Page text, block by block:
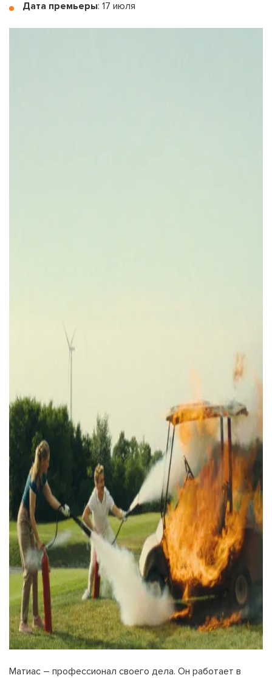
Дата премьеры: 17 июля
Матиас – профессионал своего дела. Он работает в